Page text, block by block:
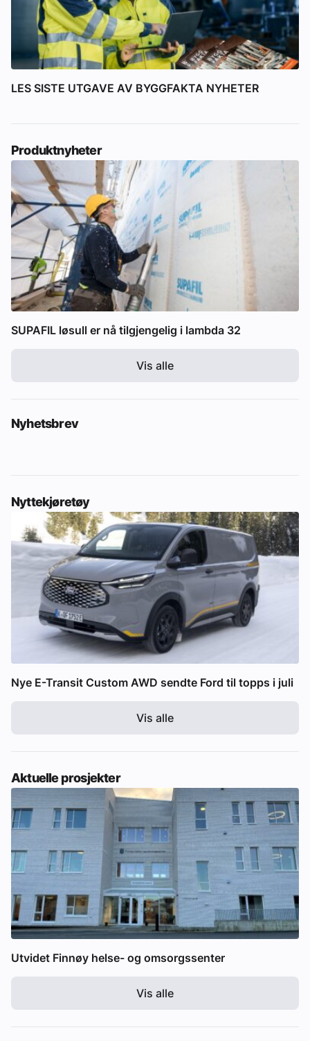
LES SISTE UTGAVE AV BYGGFAKTA NYHETER
Produktnyheter
SUPAFIL løsull er nå tilgjengelig i lambda 32
Vis alle
Nyhetsbrev
Nyttekjøretøy
Nye E-Transit Custom AWD sendte Ford til topps i juli
Vis alle
Aktuelle prosjekter
Utvidet Finnøy helse- og omsorgssenter
Vis alle